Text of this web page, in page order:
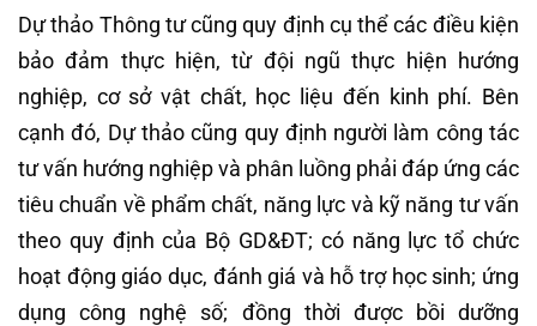
Dự thảo Thông tư cũng quy định cụ thể các điều kiện
bảo đảm thực hiện, từ đội ngũ thực hiện hướng
nghiệp, cơ sở vật chất, học liệu đến kinh phí. Bên
cạnh đó, Dự thảo cũng quy định người làm công tác
tư vấn hướng nghiệp và phân luồng phải đáp ứng các
tiêu chuẩn về phẩm chất, năng lực và kỹ năng tư vấn
theo quy định của Bộ GD&ĐT; có năng lực tổ chức
hoạt động giáo dục, đánh giá và hỗ trợ học sinh; ứng
dụng công nghệ số; đồng thời được bồi dưỡng